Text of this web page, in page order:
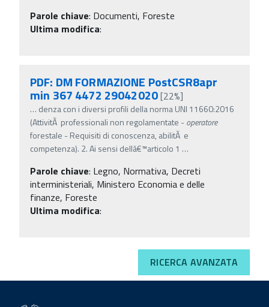
Parole chiave: Documenti, Foreste
Ultima modifica:
PDF: DM FORMAZIONE PostCSR8apr
min 367 4472 29042020[22%]
… denza con i diversi profili della norma UNI 11660:2016
(AttivitÃ professionali non regolamentate -operatore
forestale - Requisiti di conoscenza, abilitÃ e
competenza). 2. Ai sensi dellâ€™articolo 1 …
Parole chiave: Legno, Normativa, Decreti
interministeriali, Ministero Economia e delle
finanze, Foreste
Ultima modifica:
RICERCA AVANZATA